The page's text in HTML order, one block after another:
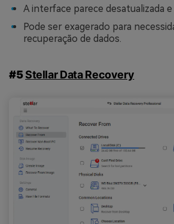
A interface parece desatualizada
Pode ser exagerado para
recuperação de dados.
#5Stellar Data Recovery